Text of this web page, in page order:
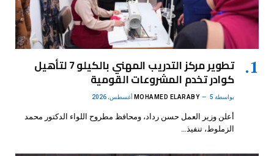
تطوير مركز التدريب المهني بالكيلو 7 لتأهيل
كوادر تخدم المشروعات القومية
بواسطة MOHAMED ELARABY 5 أغسطس، 2026
أعلن وزير العمل حسن رداد، ومحافظ مطروح اللواء الدكتور محمد
الزملوط، تنفيذ…